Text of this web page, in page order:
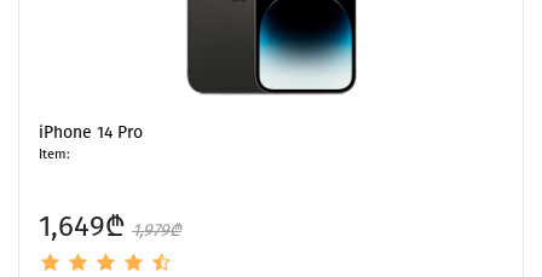
iPhone 14 Pro
Item:
1,649₾ 1,979₾